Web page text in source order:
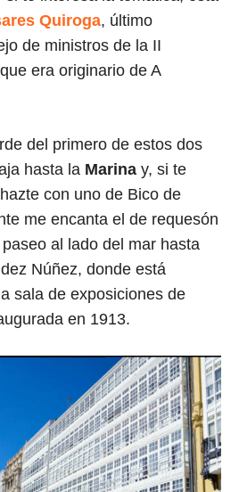
Quiroga, último
de ministros de la II
era originario de A
del primero de estos dos
hasta la Marina y, si te
con uno de Bico de
me encanta el de requesón
al lado del mar hasta
Núñez, donde está
sala de exposiciones de
en 1913.